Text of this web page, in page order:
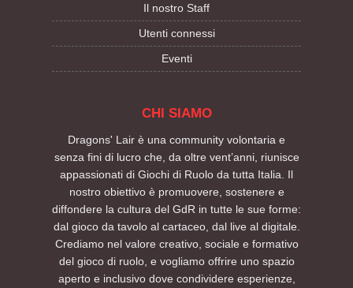
Il nostro Staff
Utenti connessi
Eventi
CHI SIAMO
Dragons' Lair è una community volontaria e
senza fini di lucro che, da oltre vent’anni, riunisce
appassionati di Giochi di Ruolo da tutta Italia. Il
nostro obiettivo è promuovere, sostenere e
diffondere la cultura del GdR in tutte le sue forme:
dal gioco da tavolo al cartaceo, dal live al digitale.
Crediamo nel valore creativo, sociale e formativo
del gioco di ruolo, e vogliamo offrire uno spazio
aperto e inclusivo dove condividere esperienze,